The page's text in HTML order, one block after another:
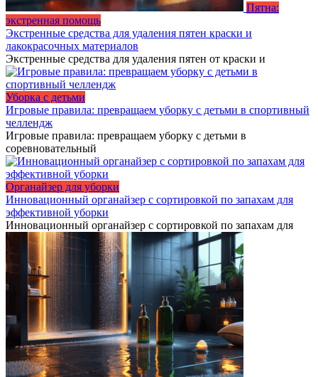
Пятна:
экстренная помощь
Экстренные средства для удаления пятен краски и
лакокрасочных материалов
Экстренные средства для удаления пятен от краски и
Уборка с детьми
Игровые правила: превращаем уборку с детьми в спортивный
челлендж
Игровые правила: превращаем уборку с детьми в
соревновательный
Органайзер для уборки
Инновационный органайзер с сортировкой по запахам для
эффективной уборки
Инновационный органайзер с сортировкой по запахам для